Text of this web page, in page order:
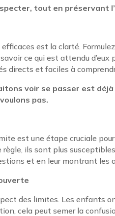
tout en préservant
est la clarté.
ce qui est attendu d’eux
directs et faciles à
voir se passer est
pas.
est une étape cruciale
ils sont plus
et en leur montrant les
des limites. Les enfants
cela peut semer la